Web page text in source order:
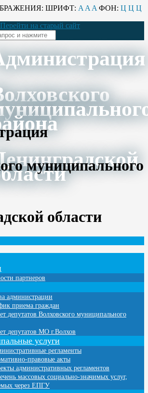
ШРИФТ: A A A ФОН: Ц Ц Ц
Перейти на старый сайт
муниципального
области
партнеров
администрации
приема граждан
депутатов Волховского муниципального
депутатов МО г.Волхов
услуги
регламенты
правовые акты
административных регламентов
массовых социально-значимых услуг,
через ЕПГУ